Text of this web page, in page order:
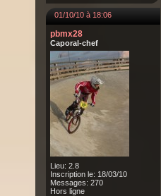
01/10/10 à 18:06
pbmx28
Caporal-chef
Lieu: 2.8
Inscription le: 18/03/10
Messages: 270
Hors ligne